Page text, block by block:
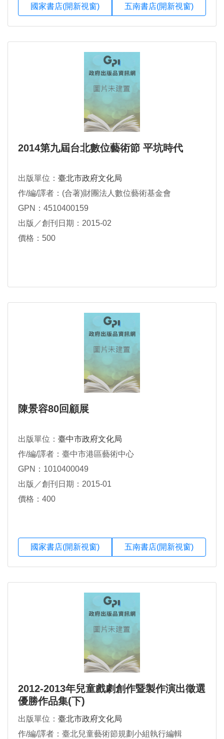
國家書店(開新視窗) 五南書店(開新視窗)
2014第九屆台北數位藝術節 平坑時代
出版單位： 臺北市政府文化局
作/編/譯者：(合著)財團法人數位藝術基金會
GPN：4510400159
出版／創刊日期：2015-02
價格：500
陳景容80回顧展
出版單位： 臺中市政府文化局
作/編/譯者：臺中市港區藝術中心
GPN：1010400049
出版／創刊日期：2015-01
價格：400
國家書店(開新視窗) 五南書店(開新視窗)
2012-2013年兒童戲劇創作暨製作演出徵選
優勝作品集(下)
出版單位： 臺北市政府文化局
作/編/譯者：臺北兒童藝術節規劃小組執行編輯